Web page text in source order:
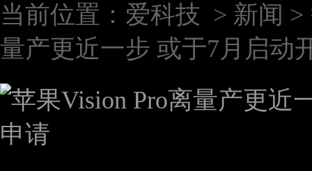
当前位置： 爱科技 > 新闻 >
量产更近一步 或于7月启动